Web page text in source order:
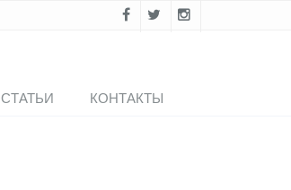
СТАТЬИ КОНТАКТЫ